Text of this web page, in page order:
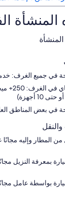
في جميع الغرف:
سرعة
في بعض المناطق
بمعرفة النزيل
بواسطة عامل